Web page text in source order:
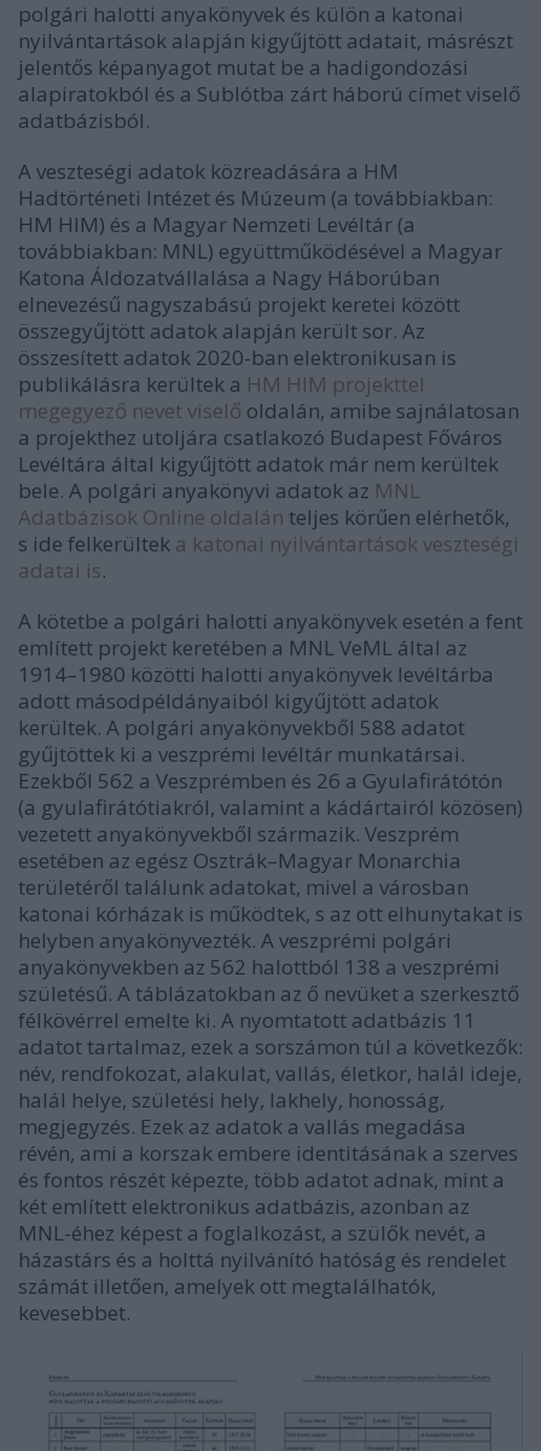
polgári halotti anyakönyvek és külön a katonai
nyilvántartások alapján kigyűjtött adatait, másrészt
jelentős képanyagot mutat be a hadigondozási
alapiratokból és a Sublótba zárt háború címet viselő
adatbázisból.
A veszteségi adatok közreadására a HM
Hadtörténeti Intézet és Múzeum (a továbbiakban:
HM HIM) és a Magyar Nemzeti Levéltár (a
továbbiakban: MNL) együttműködésével a Magyar
Katona Áldozatvállalása a Nagy Háborúban
elnevezésű nagyszabású projekt keretei között
összegyűjtött adatok alapján került sor. Az
összesített adatok 2020-ban elektronikusan is
publikálásra kerültek a HM HIM projekttel
megegyező nevet viselő oldalán, amibe sajnálatosan
a projekthez utoljára csatlakozó Budapest Főváros
Levéltára által kigyűjtött adatok már nem kerültek
bele. A polgári anyakönyvi adatok az MNL
Adatbázisok Online oldalán teljes körűen elérhetők,
s ide felkerültek a katonai nyilvántartások veszteségi
adatai is.
A kötetbe a polgári halotti anyakönyvek esetén a fent
említett projekt keretében a MNL VeML által az
1914–1980 közötti halotti anyakönyvek levéltárba
adott másodpéldányaiból kigyűjtött adatok
kerültek. A polgári anyakönyvekből 588 adatot
gyűjtöttek ki a veszprémi levéltár munkatársai.
Ezekből 562 a Veszprémben és 26 a Gyulafirátótón
(a gyulafirátótiakról, valamint a kádártairól közösen)
vezetett anyakönyvekből származik. Veszprém
esetében az egész Osztrák–Magyar Monarchia
területéről találunk adatokat, mivel a városban
katonai kórházak is működtek, s az ott elhunytakat is
helyben anyakönyvezték. A veszprémi polgári
anyakönyvekben az 562 halottból 138 a veszprémi
születésű. A táblázatokban az ő nevüket a szerkesztő
félkövérrel emelte ki. A nyomtatott adatbázis 11
adatot tartalmaz, ezek a sorszámon túl a következők:
név, rendfokozat, alakulat, vallás, életkor, halál ideje,
halál helye, születési hely, lakhely, honosság,
megjegyzés. Ezek az adatok a vallás megadása
révén, ami a korszak embere identitásának a szerves
és fontos részét képezte, több adatot adnak, mint a
két említett elektronikus adatbázis, azonban az
MNL-éhez képest a foglalkozást, a szülők nevét, a
házastárs és a holttá nyilvánító hatóság és rendelet
számát illetően, amelyek ott megtalálhatók,
kevesebbet.